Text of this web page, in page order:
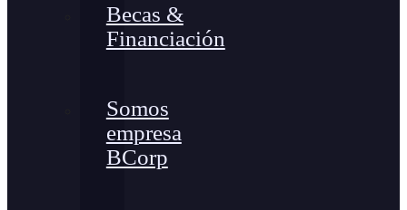
Becas &
Financiación
Somos
empresa
BCorp